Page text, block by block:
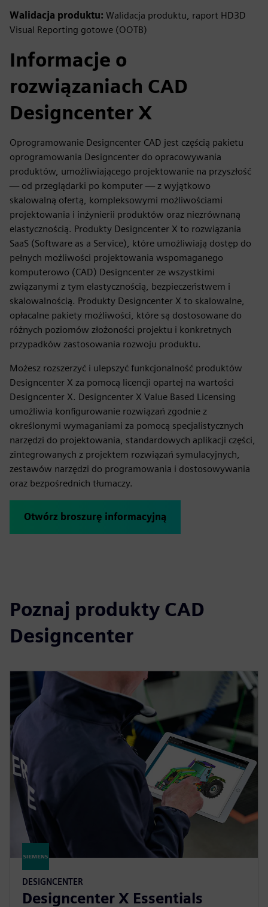
Walidacja produktu: Walidacja produktu, raport HD3D
Visual Reporting gotowe (OOTB)
Informacje o
rozwiązaniach CAD
Designcenter X
Oprogramowanie Designcenter CAD jest częścią pakietu
oprogramowania Designcenter do opracowywania
produktów, umożliwiającego projektowanie na przyszłość
— od przeglądarki po komputer — z wyjątkowo
skalowalną ofertą, kompleksowymi możliwościami
projektowania i inżynierii produktów oraz niezrównaną
elastycznością. Produkty Designcenter X to rozwiązania
SaaS (Software as a Service), które umożliwiają dostęp do
pełnych możliwości projektowania wspomaganego
komputerowo (CAD) Designcenter ze wszystkimi
związanymi z tym elastycznością, bezpieczeństwem i
skalowalnością. Produkty Designcenter X to skalowalne,
opłacalne pakiety możliwości, które są dostosowane do
różnych poziomów złożoności projektu i konkretnych
przypadków zastosowania rozwoju produktu.
Możesz rozszerzyć i ulepszyć funkcjonalność produktów
Designcenter X za pomocą licencji opartej na wartości
Designcenter X. Designcenter X Value Based Licensing
umożliwia konfigurowanie rozwiązań zgodnie z
określonymi wymaganiami za pomocą specjalistycznych
narzędzi do projektowania, standardowych aplikacji części,
zintegrowanych z projektem rozwiązań symulacyjnych,
zestawów narzędzi do programowania i dostosowywania
oraz bezpośrednich tłumaczy.
Otwórz broszurę informacyjną
Poznaj produkty CAD
Designcenter
DESIGNCENTER
Designcenter X Essentials